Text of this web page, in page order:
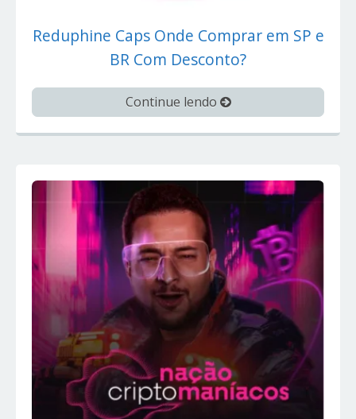
Reduphine Caps Onde Comprar em SP e
BR Com Desconto?
Continue lendo